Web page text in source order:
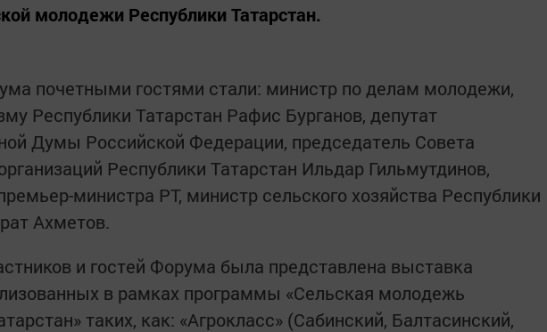
молодежи Республики Татарстан.
почетными гостями стали: министр по делам молодежи,
Республики Татарстан Рафис Бурганов, депутат
Думы Российской Федерации, председатель Совета
Республики Татарстан Ильдар Гильмутдинов,
министра РТ, министр сельского хозяйства Республики
Ахметов.
и гостей Форума была представлена выставка
в рамках программы «Сельская молодежь
таких, как: «Агрокласс» (Сабинский, Балтасинский,